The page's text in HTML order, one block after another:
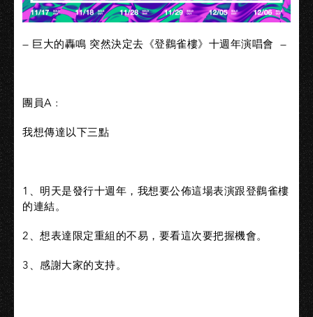
— 巨大的轟鳴 突然決定去《登鸛雀樓》十週年演唱會 —
團員A :
我想傳達以下三點
1、明天是發行十週年，我想要公佈這場表演跟登鸛雀樓
的連結。
2、想表達限定重組的不易，要看這次要把握機會。
3、感謝大家的支持。